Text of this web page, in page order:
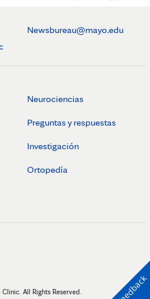
Newsbureau@mayo.edu
Neurociencias
Preguntas y respuestas
Investigación
Ortopedía
All Rights Reserved. Feedback